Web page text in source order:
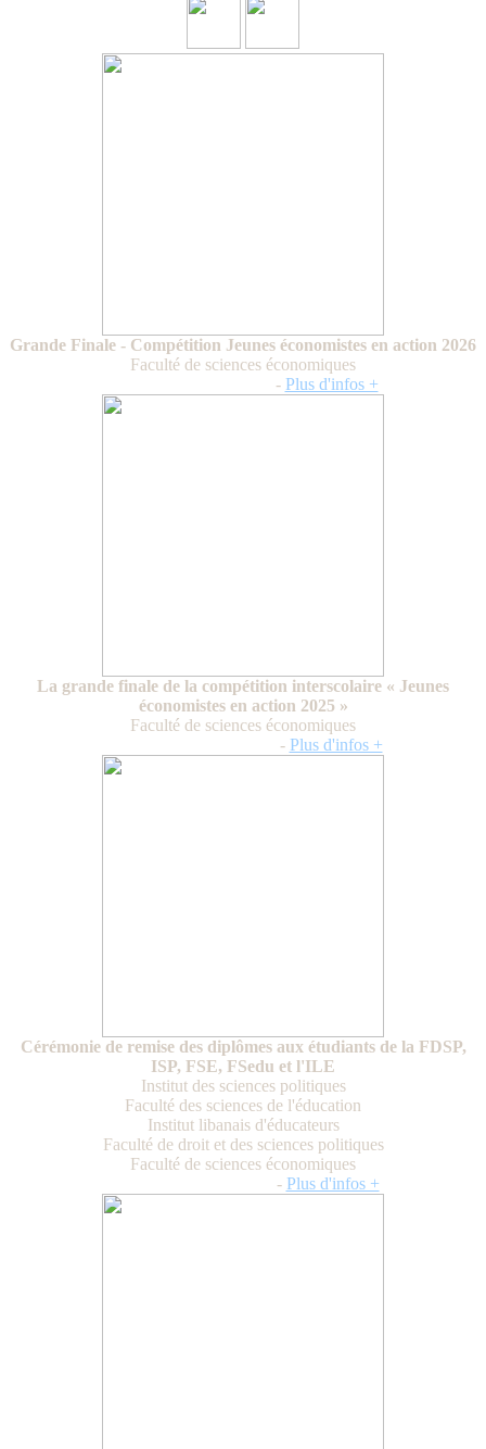
Grande Finale - Compétition Jeunes économistes en action 2026
Faculté de sciences économiques
- Plus d'infos +
La grande finale de la compétition interscolaire « Jeunes
économistes en action 2025 »
Faculté de sciences économiques
- Plus d'infos +
Cérémonie de remise des diplômes aux étudiants de la FDSP,
ISP, FSE, FSedu et l'ILE
Institut des sciences politiques
Faculté des sciences de l'éducation
Institut libanais d'éducateurs
Faculté de droit et des sciences politiques
Faculté de sciences économiques
- Plus d'infos +